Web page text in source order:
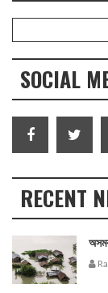
SOCIAL
RECENT